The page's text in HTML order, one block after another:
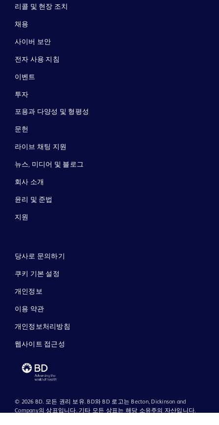
리콜 및 현장 조치
채용
사이버 보안
전자 사용 지침
이벤트
투자
포용과 다양성 및 형평성
문헌
라이브 채팅 지원
뉴스, 미디어 및 블로그
회사 소개
윤리 및 준법
지원
당사로 문의하기
쿠키 기본 설정
개인정보
이용 약관
개인정보처리방침
웹사이트 접근성
© 2026 BD. 모든 권리 보유. BD와 BD 로고는 Becton, Dickinson and
Company의 상표입니다. 기타 모든 상표는 해당 소유주의 자산입니다.